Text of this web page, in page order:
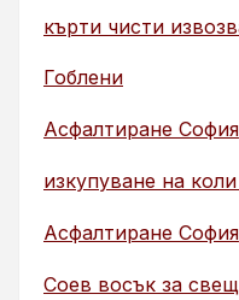
кърти чисти
Гоблени
Асфалтиране София
изкупуване на
Асфалтиране София
Соев восък за